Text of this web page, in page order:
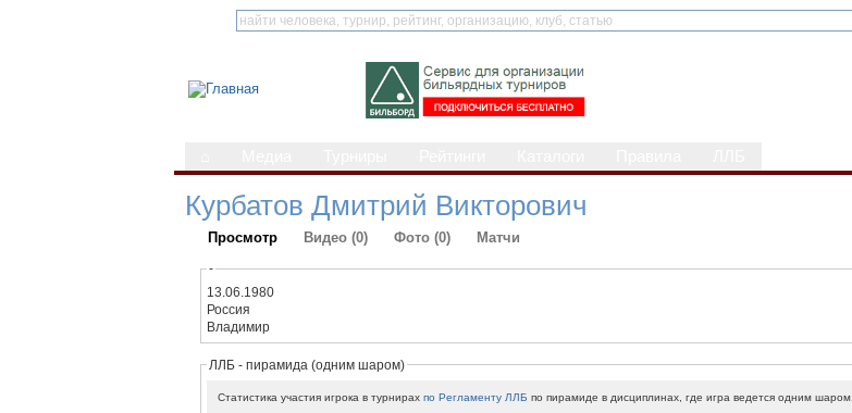
Курбатов Дмитрий Викторович
Просмотр Видео (0) Фото (0) Матчи
-
13.06.1980
Россия
Владимир
ЛЛБ - пирамида (одним шаром)
Статистика участия игрока в турнирахпо Регламенту ЛЛБ по пирамиде в дисциплинах, где игра ведется одним шаром.